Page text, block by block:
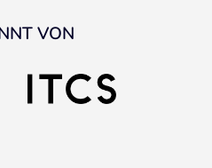
VON